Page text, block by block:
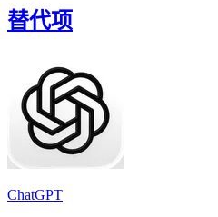
替代项
ChatGPT